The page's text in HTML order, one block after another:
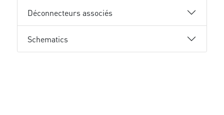
Déconnecteurs associés
Schematics